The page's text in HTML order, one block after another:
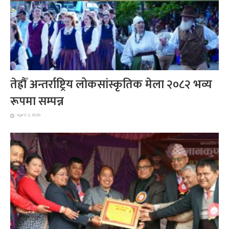
तेह्रौँ अन्तर्राष्ट्रिय लोकसांस्कृतिक मेला २०८२ भव्य
रूपमा सम्पन्न
April 2, 2026